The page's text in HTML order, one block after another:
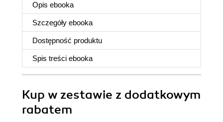
Opis ebooka
Szczegóły ebooka
Dostępność produktu
Spis treści ebooka
Kup w zestawie z dodatkowym
rabatem